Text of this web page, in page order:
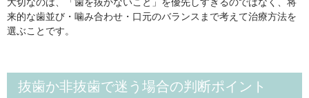
来的な歯並び・噛み合わせ・口元のバランスまで考えて治療方法を
選ぶことです。
抜歯か非抜歯で迷う場合の判断ポイント